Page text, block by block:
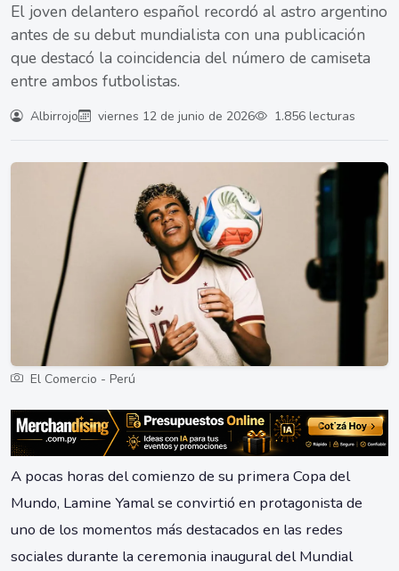
El joven delantero español recordó al astro argentino
antes de su debut mundialista con una publicación
que destacó la coincidencia del número de camiseta
entre ambos futbolistas.
Albirrojo viernes 12 de junio de 2026 1.856 lecturas
El Comercio - Perú
A pocas horas del comienzo de su primera Copa del
Mundo, Lamine Yamal se convirtió en protagonista de
uno de los momentos más destacados en las redes
sociales durante la ceremonia inaugural del Mundial